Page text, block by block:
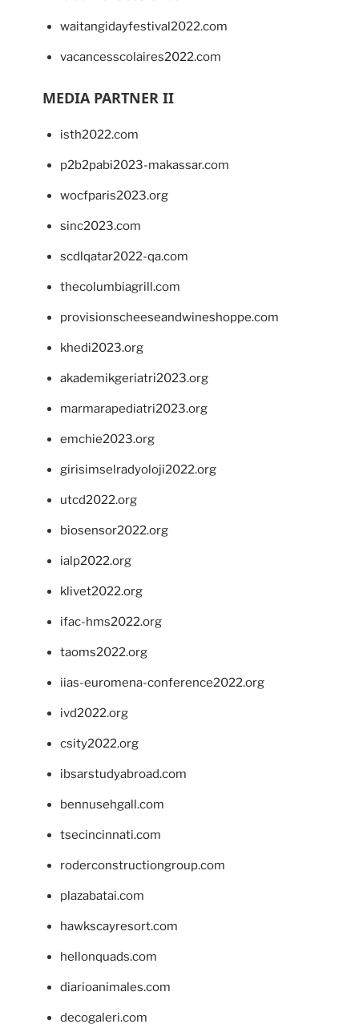
waitangidayfestival2022.com
vacancesscolaires2022.com
MEDIA PARTNER II
isth2022.com
p2b2pabi2023-makassar.com
wocfparis2023.org
sinc2023.com
scdlqatar2022-qa.com
thecolumbiagrill.com
provisionscheeseandwineshoppe.com
khedi2023.org
akademikgeriatri2023.org
marmarapediatri2023.org
emchie2023.org
girisimselradyoloji2022.org
utcd2022.org
biosensor2022.org
ialp2022.org
klivet2022.org
ifac-hms2022.org
taoms2022.org
iias-euromena-conference2022.org
ivd2022.org
csity2022.org
ibsarstudyabroad.com
bennusehgall.com
tsecincinnati.com
roderconstructiongroup.com
plazabatai.com
hawkscayresort.com
hellonquads.com
diarioanimales.com
decogaleri.com